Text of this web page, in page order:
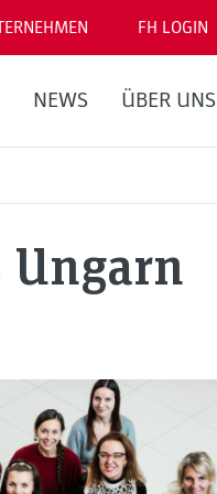
FH LOGIN
NEWS ÜBER UNS
Ungarn